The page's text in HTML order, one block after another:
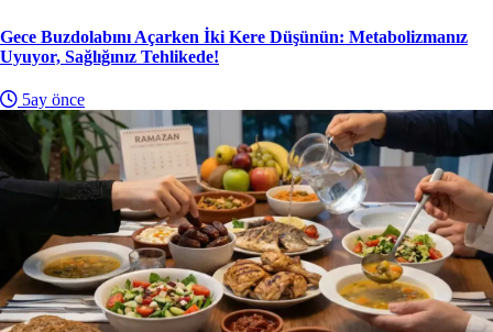
Gece Buzdolabını Açarken İki Kere Düşünün: Metabolizmanız
Uyuyor, Sağlığınız Tehlikede!
5ay önce